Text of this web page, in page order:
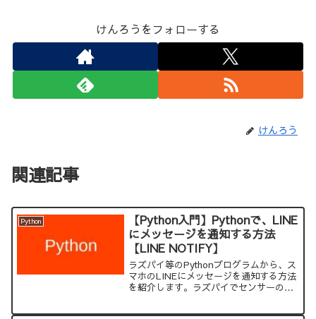
けんろうをフォローする
けんろう
関連記事
Python
【Python入門】Pythonで、LINE
にメッセージを通知する方法
【LINE NOTIFY】
ラズパイ等のPythonプログラムから、ス
マホのLINEにメッセージを通知する方法
を紹介します。ラズパイでセンサーのエ